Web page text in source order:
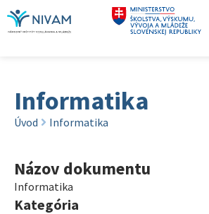
Informatika
Úvod Informatika
Názov dokumentu
Informatika
Kategória